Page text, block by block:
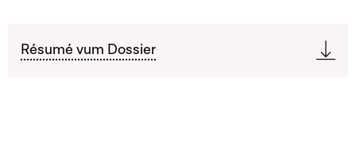
Résumé vum Dossier